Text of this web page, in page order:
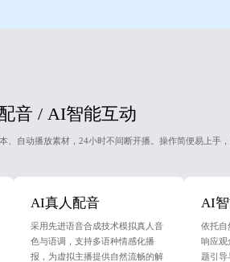
音 / AI智能互动
、自动播放素材，24小时不间断开播。操作简便易上手
AI真人配音
采用先进语音合成技术模拟真人音
色与语调，支持多语种情感化播
报，为虚拟主播提供自然流畅的解
AI
依托自
响应观
题引导